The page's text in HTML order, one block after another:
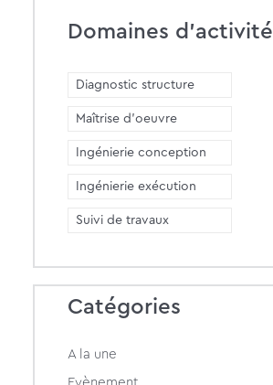
Domaines d’activité
Diagnostic structure
Ingénierie conception
Ingénierie exécution
Maîtrise d'oeuvre
Suivi de travaux
Catégories
A la une